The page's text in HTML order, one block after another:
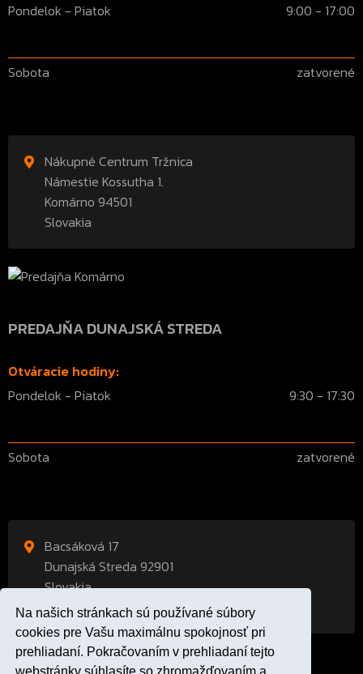
Na našich stránkach sú používané súbory
cookies pre Vašu maximálnu spokojnosť pri
prehliadaní. Pokračovaním v prehliadaní tejto
webstránky súhlasíte so zhromažďovaním a
Pondelok - Piatok
9:00 - 17:00
Sobota zatvorené
Nákupné Centrum Tržnica
Námestie Kossutha 1.
Komárno 94501
Slovakia
PREDAJŇA DUNAJSKÁ STREDA
Otváracie hodiny:
Pondelok - Piatok
9:30 - 17:30
Sobota zatvorené
Bacsáková 17
Dunajská Streda 92901
Slovakia